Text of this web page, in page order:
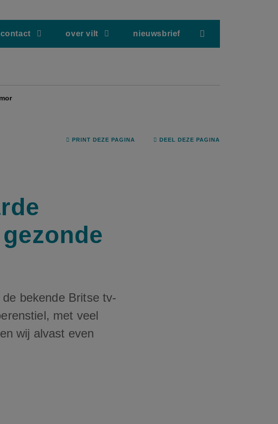
contact over vilt nieuwsbrief
PRINT DEZE PAGINA DEEL DEZE PAGINA
bekende Britse tv-
met veel
wij alvast even